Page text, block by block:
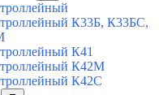
К33Б, К33БС,
К41
К42М
К42С